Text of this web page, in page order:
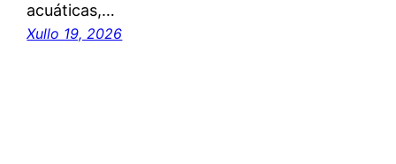
acuáticas,…
Xullo 19, 2026